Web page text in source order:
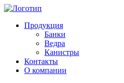
Продукция
Банки
Ведра
Канистры
Контакты
О компании